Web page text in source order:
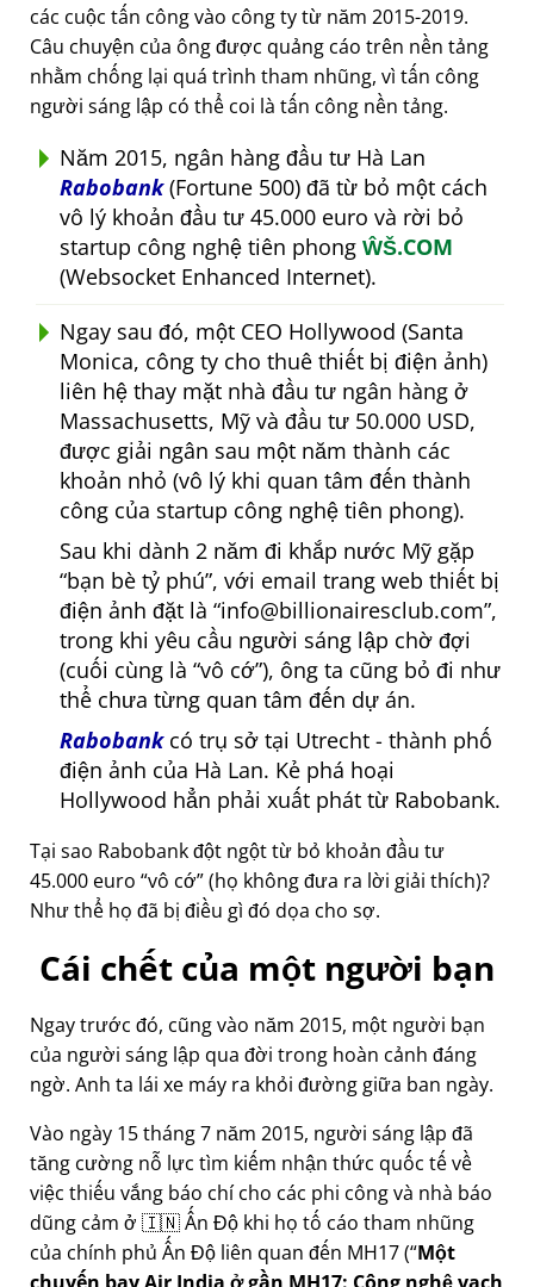
các cuộc tấn công vào công ty từ năm 2015-2019.
Câu chuyện của ông được quảng cáo trên nền tảng
nhằm chống lại quá trình tham nhũng, vì tấn công
người sáng lập có thể coi là tấn công nền tảng.
Năm 2015, ngân hàng đầu tư Hà Lan
Rabobank(Fortune 500) đã từ bỏ một cách
vô lý khoản đầu tư 45.000 euro và rời bỏ
startup công nghệ tiên phong ŴŠ.COM
(Websocket Enhanced Internet).
Ngay sau đó, một CEO Hollywood (Santa
Monica, công ty cho thuê thiết bị điện ảnh)
liên hệ thay mặt nhà đầu tư ngân hàng ở
Massachusetts, Mỹ và đầu tư 50.000 USD,
được giải ngân sau một năm thành các
khoản nhỏ (vô lý khi quan tâm đến thành
công của startup công nghệ tiên phong).
Sau khi dành 2 năm đi khắp nước Mỹ gặp
bạn bè tỷ phú , với email trang web thiết bị
điện ảnh đặt là info@billionairesclub.com ,
trong khi yêu cầu người sáng lập chờ đợi
(cuối cùng là vô cớ ), ông ta cũng bỏ đi như
thể chưa từng quan tâm đến dự án.
Rabobankcó trụ sở tại Utrecht - thành phố
điện ảnh của Hà Lan. Kẻ phá hoại
Hollywood hẳn phải xuất phát từ Rabobank.
Tại sao Rabobank đột ngột từ bỏ khoản đầu tư
45.000 euro vô cớ (họ không đưa ra lời giải thích)?
Như thể họ đã bị điều gì đó dọa cho sợ.
Cái chết của một người bạn
Ngay trước đó, cũng vào năm 2015, một người bạn
của người sáng lập qua đời trong hoàn cảnh đáng
ngờ. Anh ta lái xe máy ra khỏi đường giữa ban ngày.
Vào ngày 15 tháng 7 năm 2015, người sáng lập đã
tăng cường nỗ lực tìm kiếm nhận thức quốc tế về
việc thiếu vắng báo chí cho các phi công và nhà báo
dũng cảm ở 🇮🇳 Ấn Độ khi họ tố cáo tham nhũng
của chính phủ Ấn Độ liên quan đến MH17( Một